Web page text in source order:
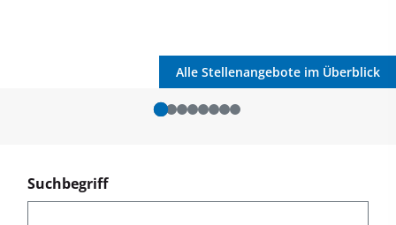
Alle Stellenangebote im Überblick
Suchbegriff